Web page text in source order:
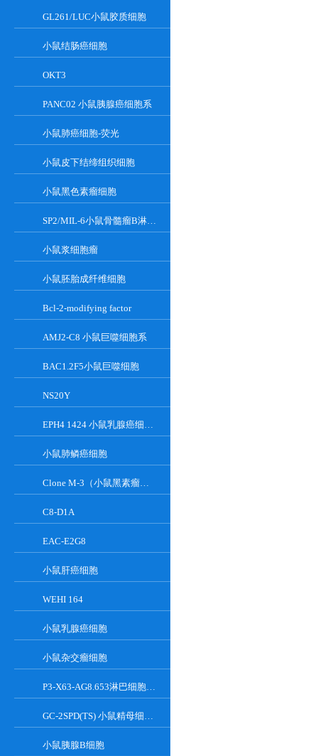
GL261/LUC小鼠胶质细胞
小鼠结肠癌细胞
OKT3
PANC02 小鼠胰腺癌细胞系
小鼠肺癌细胞-荧光
小鼠皮下结缔组织细胞
小鼠黑色素瘤细胞
SP2/MIL-6小鼠骨髓瘤B淋巴悬浮细胞系
小鼠浆细胞瘤
小鼠胚胎成纤维细胞
Bcl-2-modifying factor
AMJ2-C8 小鼠巨噬细胞系
BAC1.2F5小鼠巨噬细胞
NS20Y
EPH4 1424 小鼠乳腺癌细胞系
小鼠肺鳞癌细胞
Clone M-3（小鼠黑素瘤细胞）
C8-D1A
EAC-E2G8
小鼠肝癌细胞
WEHI 164
小鼠乳腺癌细胞
小鼠杂交瘤细胞
P3-X63-AG8.653淋巴细胞小鼠骨髓瘤细胞
GC-2SPD(TS) 小鼠精母细胞系
小鼠胰腺Β细胞